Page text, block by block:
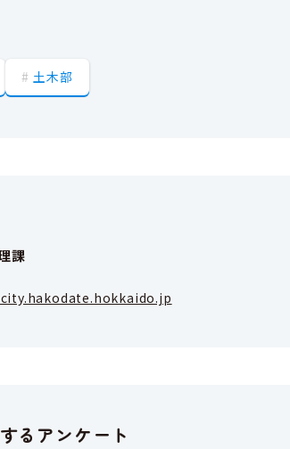
土木部
課
るアンケート